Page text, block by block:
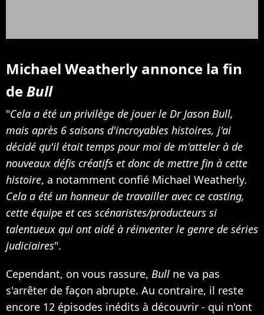
Michael Weatherly annonce la fin
de Bull
"Cela a été un privilège de jouer le Dr Jason Bull,
mais après 6 saisons d'incroyables histoires, j'ai
décidé qu'il était temps pour moi de m'atteler à de
nouveaux défis créatifs et donc de mettre fin à cette
histoire, a notamment confié Michael Weatherly.
Cela a été un honneur de travailler avec ce casting,
cette équipe et ces scénaristes/producteurs si
talentueux qui ont aidé à réinventer le genre de séries
judiciaires".
Cependant, on vous rassure, Bull ne va pas
s'arrêter de façon abrupte. Au contraire, il reste
encore 12 épisodes inédits à découvrir - qui n'ont